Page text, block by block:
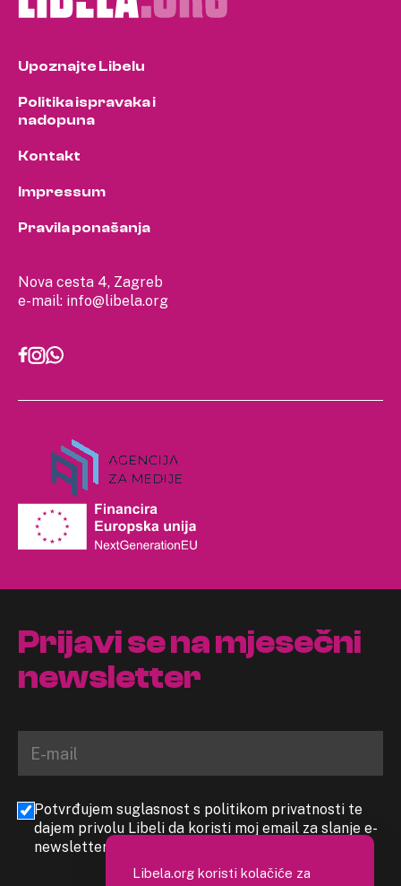
Nova cesta 4, Zagreb
e-mail: info@libela.org
Upoznajte Libelu
Politika ispravaka i
nadopuna
Kontakt
Impressum
Pravila ponašanja
Prijavi se na mjesečni
newsletter
Potvrđujem suglasnost s politikom privatnosti te
dajem privolu Libeli da koristi moj email za slanje e-
newslettera
Libela.org koristi kolačiće za